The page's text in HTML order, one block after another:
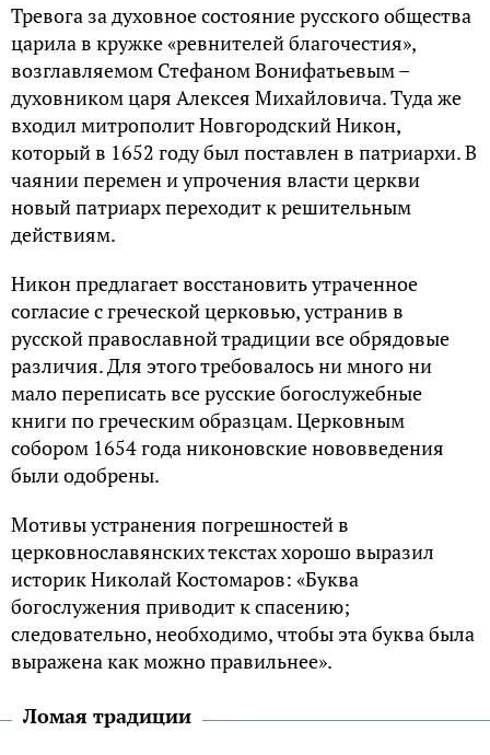
Тревога за духовное состояние русского общества
царила в кружке «ревнителей благочестия»,
возглавляемом Стефаном Вонифатьевым –
духовником царя Алексея Михайловича. Туда же
входил митрополит Новгородский Никон,
который в 1652 году был поставлен в патриархи. В
чаянии перемен и упрочения власти церкви
новый патриарх переходит к решительным
действиям.
Никон предлагает восстановить утраченное
согласие с греческой церковью, устранив в
русской православной традиции все обрядовые
различия. Для этого требовалось ни много ни
мало переписать все русские богослужебные
книги по греческим образцам. Церковным
собором 1654 года никоновские нововведения
были одобрены.
Мотивы устранения погрешностей в
церковнославянских текстах хорошо выразил
историк Николай Костомаров: «Буква
богослужения приводит к спасению;
следовательно, необходимо, чтобы эта буква была
выражена как можно правильнее».
Ломая традиции